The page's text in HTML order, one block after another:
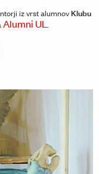
iz vrst alumnovKlubu
Alumni UL